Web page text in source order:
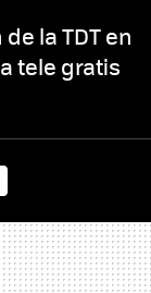
la TDT en
tele gratis